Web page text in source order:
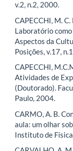
v.2, n.2, 2000.
CAPECCHI, M.
Laboratório
Aspectos da
Posições, v.17,
CAPECCHI,
Atividades de
(Doutorado).
Paulo, 2004.
CARMO, A. B.
aula: um olhar
Instituto de Física